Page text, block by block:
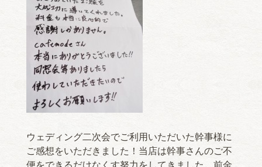
ウェディング二次会でご利用いただいた幹事様に
ご感想をいただきました！当店は幹事さんのご不
便をできるだけなくす努力をしてきました。前金